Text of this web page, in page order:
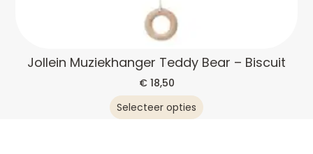
Jollein Muziekhanger Teddy Bear – Biscuit
€18,50
Selecteer opties